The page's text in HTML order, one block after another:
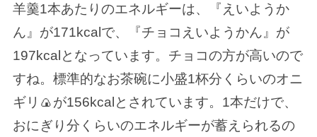
羊羹1本あたりのエネルギーは、『えいようか
ん』が171kcalで、『チョコえいようかん』が
197kcalとなっています。チョコの方が高いので
すね。標準的なお茶碗に小盛1杯分くらいのオニ
ギリ🍙が156kcalとされています。1本だけで、
おにぎり分くらいのエネルギーが蓄えられるの